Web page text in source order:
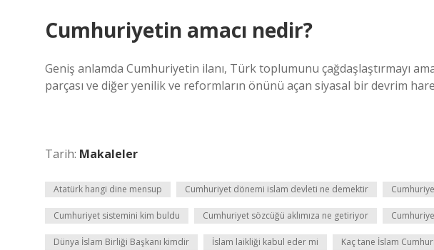
Cumhuriyetin amacı nedir?
Geniş anlamda Cumhuriyetin ilanı, Türk toplumunu çağdaşlaştırmayı
parçası ve diğer yenilik ve reformların önünü açan siyasal bir devrim
Tarih: Makaleler
Atatürk hangi dine mensup Cumhuriyet dönemi islam devleti ne demektir
Cumhuriyet sistemini kim buldu Cumhuriyet sözcüğü aklımıza ne getiriyor
Dünya İslam Birliği Başkanı kimdir İslam laikliği kabul eder mi Kaç tane İslam